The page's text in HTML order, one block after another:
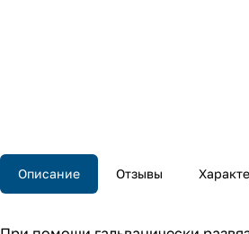
Описание Отзывы